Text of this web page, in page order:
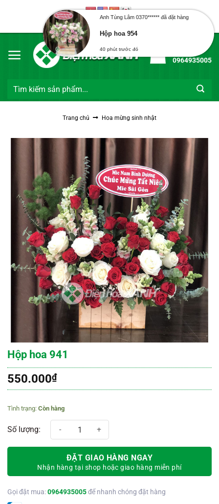
Chào mừng bạn đến với Điện Hoa Xanh
0964935005
Tìm
Trang chủ Hoa mừng sinh nhật
Hộp hoa 941
550.000₫
Còn hàng
Hộp hoa 941 số lượng
ĐẶT GIAO HÀNG NGAY
Nhận hàng tại shop hoặc giao hàng miễn phí
Gọi đặt mua:0964935005để nhanh chóng đặt hàng
Anh Tùng Lâm 0370****** đã đặt hàng
Hộp hoa 954
40 phút trước đó